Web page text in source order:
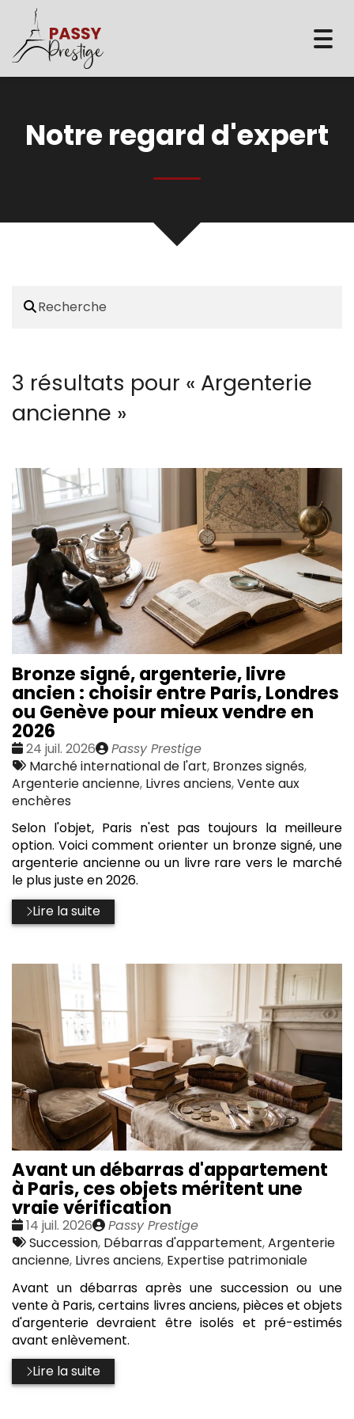
Notre regard d'expert
3 résultats pour « Argenterie
ancienne »
Bronze signé, argenterie, livre
ancien : choisir entre Paris, Londres
ou Genève pour mieux vendre en
2026
Date
:
24 juil. 2026
Publié
par
Passy Prestige
Tags
:
Marché international de l'art, Bronzes signés,
Argenterie ancienne, Livres anciens,Vente aux
enchères
Selon l'objet, Paris n'est pas toujours la meilleure
option. Voici comment orienter un bronze signé, une
argenterie ancienne ou un livre rare vers le marché
le plus juste en 2026.
Lire la suite
Avant un débarras d'appartement
à Paris, ces objets méritent une
vraie vérification
Date
:
14 juil. 2026
Publié
par
Passy Prestige
Tags
:
Succession, Débarras d'appartement,Argenterie
ancienne, Livres anciens, Expertise patrimoniale
Avant un débarras après une succession ou une
vente à Paris, certains livres anciens, pièces et objets
d'argenterie devraient être isolés et pré-estimés
avant enlèvement.
Lire la suite